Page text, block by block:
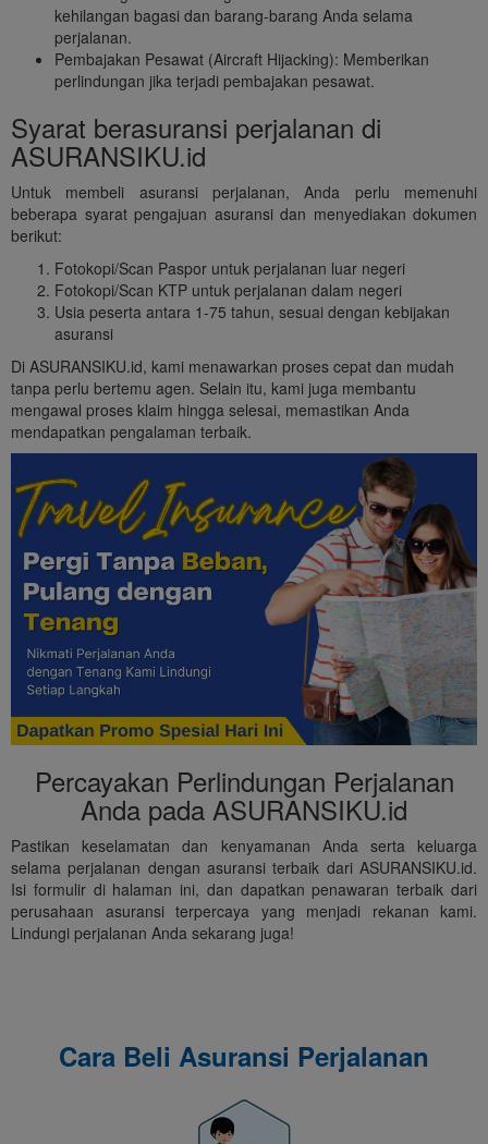
kehilangan bagasi dan barang-barang Anda selama
perjalanan.
Pembajakan Pesawat (Aircraft Hijacking): Memberikan
perlindungan jika terjadi pembajakan pesawat.
Syarat berasuransi perjalanan di
ASURANSIKU.id
Untuk membeli asuransi perjalanan, Anda perlu memenuhi
beberapa syarat pengajuan asuransi dan menyediakan dokumen
berikut:
Fotokopi/Scan Paspor untuk perjalanan luar negeri
Fotokopi/Scan KTP untuk perjalanan dalam negeri
Usia peserta antara 1-75 tahun, sesuai dengan kebijakan
asuransi
Di ASURANSIKU.id, kami menawarkan proses cepat dan mudah
tanpa perlu bertemu agen. Selain itu, kami juga membantu
mengawal proses klaim hingga selesai, memastikan Anda
mendapatkan pengalaman terbaik.
Percayakan Perlindungan Perjalanan
Anda pada ASURANSIKU.id
Pastikan keselamatan dan kenyamanan Anda serta keluarga
selama perjalanan dengan asuransi terbaik dari ASURANSIKU.id.
Isi formulir di halaman ini, dan dapatkan penawaran terbaik dari
perusahaan asuransi terpercaya yang menjadi rekanan kami.
Lindungi perjalanan Anda sekarang juga!
Cara Beli Asuransi Perjalanan